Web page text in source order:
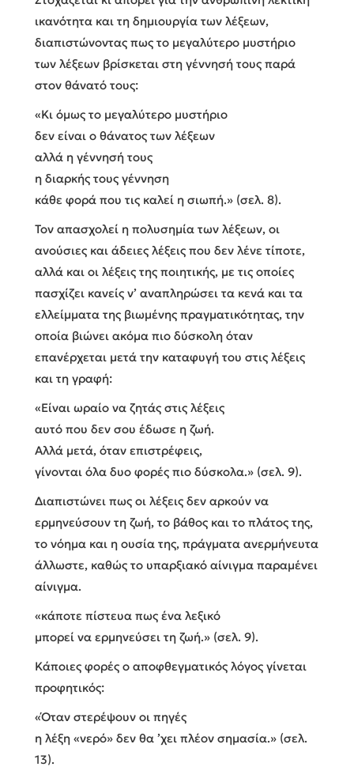
ικανότητα και τη δημιουργία των λέξεων,
διαπιστώνοντας πως το μεγαλύτερο μυστήριο
των λέξεων βρίσκεται στη γέννησή τους παρά
στον θάνατό τους:
«Κι όμως το μεγαλύτερο μυστήριο
δεν είναι ο θάνατος των λέξεων
αλλά η γέννησή τους
η διαρκής τους γέννηση
κάθε φορά που τις καλεί η σιωπή.» (σελ. 8).
Τον απασχολεί η πολυσημία των λέξεων, οι
ανούσιες και άδειες λέξεις που δεν λένε τίποτε,
αλλά και οι λέξεις της ποιητικής, με τις οποίες
πασχίζει κανείς ν’ αναπληρώσει τα κενά και τα
ελλείμματα της βιωμένης πραγματικότητας, την
οποία βιώνει ακόμα πιο δύσκολη όταν
επανέρχεται μετά την καταφυγή του στις λέξεις
και τη γραφή:
«Είναι ωραίο να ζητάς στις λέξεις
αυτό που δεν σου έδωσε η ζωή.
Αλλά μετά, όταν επιστρέφεις,
γίνονται όλα δυο φορές πιο δύσκολα.» (σελ. 9).
Διαπιστώνει πως οι λέξεις δεν αρκούν να
ερμηνεύσουν τη ζωή, το βάθος και το πλάτος της,
το νόημα και η ουσία της, πράγματα ανερμήνευτα
άλλωστε, καθώς το υπαρξιακό αίνιγμα παραμένει
αίνιγμα.
«κάποτε πίστευα πως ένα λεξικό
μπορεί να ερμηνεύσει τη ζωή.» (σελ. 9).
Κάποιες φορές ο αποφθεγματικός λόγος γίνεται
προφητικός:
«Όταν στερέψουν οι πηγές
η λέξη «νερό» δεν θα ’χει πλέον σημασία.» (σελ.
13).